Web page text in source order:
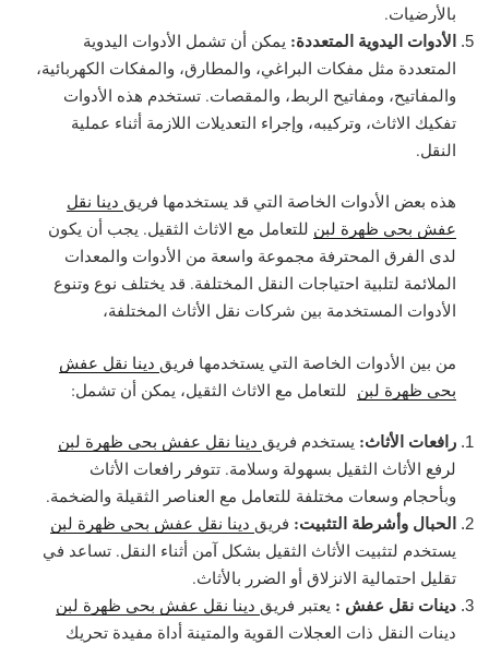
بالأرضيات.
الأدوات اليدوية المتعددة: يمكن أن تشمل الأدوات اليدوية
المتعددة مثل مفكات البراغي، والمطارق، والمفكات الكهربائية،
والمفاتيح، ومفاتيح الربط، والمقصات. تستخدم هذه الأدوات
تفكيك الاثاث، وتركيبه، وإجراء التعديلات اللازمة أثناء عملية
النقل.
هذه بعض الأدوات الخاصة التي قد يستخدمها فريق دينا نقل
عفش بحي ظهرة لبن للتعامل مع الاثاث الثقيل. يجب أن يكون
لدى الفرق المحترفة مجموعة واسعة من الأدوات والمعدات
الملائمة لتلبية احتياجات النقل المختلفة. قد يختلف نوع وتنوع
الأدوات المستخدمة بين شركات نقل الأثاث المختلفة،
من بين الأدوات الخاصة التي يستخدمها فريق دينا نقل عفش
بحي ظهرة لبن للتعامل مع الاثاث الثقيل، يمكن أن تشمل:
رافعات الأثاث: يستخدم فريق دينا نقل عفش بحي ظهرة لبن
لرفع الأثاث الثقيل بسهولة وسلامة. تتوفر رافعات الأثاث
وبأحجام وسعات مختلفة للتعامل مع العناصر الثقيلة والضخمة.
الحبال وأشرطة التثبيت: فريق دينا نقل عفش بحي ظهرة لبن
يستخدم لتثبيت الأثاث الثقيل بشكل آمن أثناء النقل. تساعد في
تقليل احتمالية الانزلاق أو الضرر بالأثاث.
دينات نقل عفش : يعتبر فريق دينا نقل عفش بحي ظهرة لبن
دينات النقل ذات العجلات القوية والمتينة أداة مفيدة تحريك